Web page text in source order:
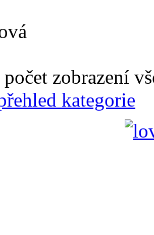
zobrazení
kategorie